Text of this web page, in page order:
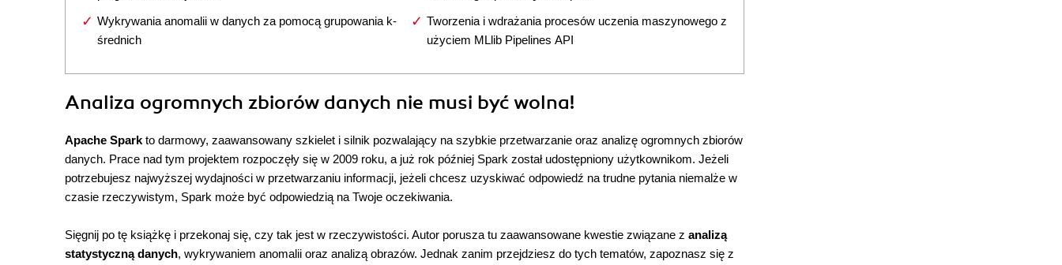
Wykrywania anomalii w danych za pomocą grupowania k-
średnich
Tworzenia i wdrażania procesów uczenia maszynowego z
użyciem MLlib Pipelines API
Analiza ogromnych zbiorów danych nie musi być wolna!
Apache Spark to darmowy, zaawansowany szkielet i silnik pozwalający na szybkie przetwarzanie oraz analizę ogromnych zbiorów
danych. Prace nad tym projektem rozpoczęły się w 2009 roku, a już rok później Spark został udostępniony użytkownikom. Jeżeli
potrzebujesz najwyższej wydajności w przetwarzaniu informacji, jeżeli chcesz uzyskiwać odpowiedź na trudne pytania niemalże w
czasie rzeczywistym, Spark może być odpowiedzią na Twoje oczekiwania.
Sięgnij po tę książkę i przekonaj się, czy tak jest w rzeczywistości. Autor porusza tu zaawansowane kwestie związane z analizą
statystyczną danych, wykrywaniem anomalii oraz analizą obrazów. Jednak zanim przejdziesz do tych tematów, zapoznasz się z